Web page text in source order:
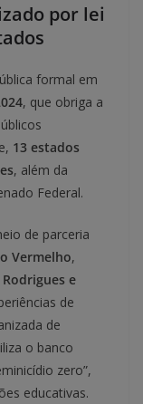
por lei
formal em
, que obriga a
13 estados
, além da
Federal.
de parceria
Vermelho,
e
de
de
o banco
zero”,
educativas.